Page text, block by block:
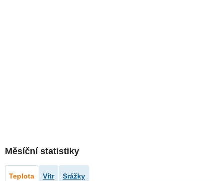
Měsíční statistiky
Teplota Vítr Srážky